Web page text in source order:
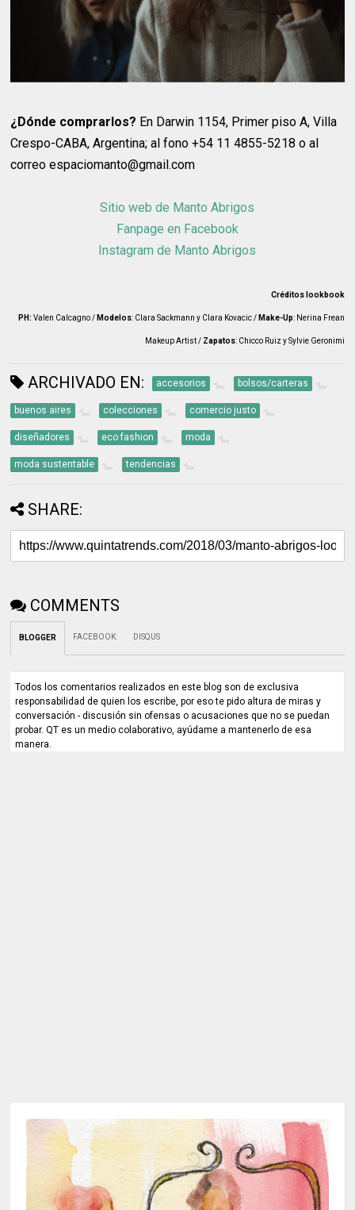
¿Dónde comprarlos? En Darwin 1154, Primer piso A, Villa
Crespo-CABA, Argentina; al fono +54 11 4855-5218 o al
correo espaciomanto@gmail.com
Sitio web de Manto Abrigos
Fanpage en Facebook
Instagram de Manto Abrigos
Créditos lookbook
PH: Valen Calcagno / Modelos: Clara Sackmann y Clara Kovacic / Make-Up: Nerina Frean
Makeup Artist / Zapatos: Chicco Ruiz y Sylvie Geronimi
ARCHIVADO EN: accesorios bolsos/carteras
buenos aires colecciones comercio justo
diseñadores eco fashion moda
moda sustentable tendencias
SHARE:
COMMENTS
BLOGGER FACEBOOK: DISQUS
Todos los comentarios realizados en este blog son de exclusiva
responsabilidad de quien los escribe, por eso te pido altura de miras y
conversación - discusión sin ofensas o acusaciones que no se puedan
probar. QT es un medio colaborativo, ayúdame a mantenerlo de esa
manera.